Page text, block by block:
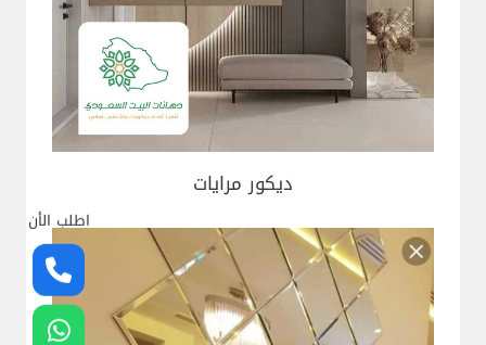
ديكور مرايات
اطلب الأن